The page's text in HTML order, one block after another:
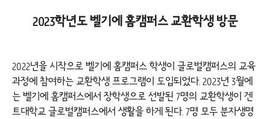
2023학년도 벨기에 홈캠퍼스 교환학생 방문
2022년을 시작으로 벨기에 홈캠퍼스 학생이 글로벌캠퍼스의 교육
과정에 참여하는 교환학생 프로그램이 도입되었다. 2023년 3월에
는 벨기에 홈캠퍼스에서 장학생으로 선발된 7명의 교환학생이 겐
트대학교 글로벌캠퍼스에서 생활을 하게 된다. 7명 모두 분자생명